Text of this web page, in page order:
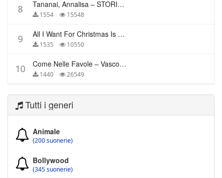
8 Tananai, Annalisa – STORIE BREVI
1554 15548
9 All I Want For Christmas Is You – Mariah Carey
1535 10550
10 Come Nelle Favole – Vasco Rossi
1440 26549
Tutti i generi
Animale
(200 suonerie)
Bollywood
(345 suonerie)